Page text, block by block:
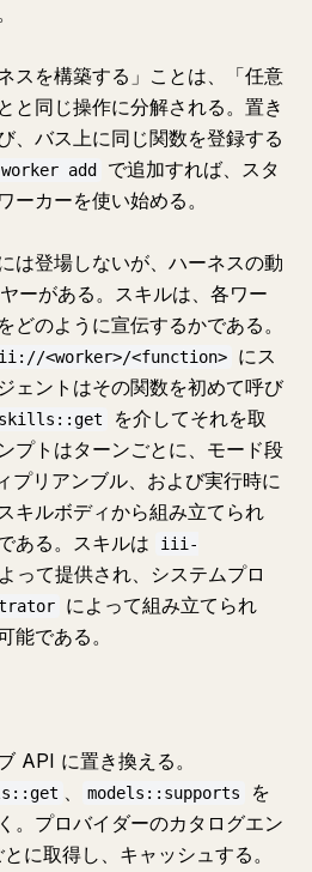
スを構築する」ことは、「任意
と同じ操作に分解される。置き
、バス上に同じ関数を登録する
add
で追加すれば、スタ
ーカーを使い始める。
は登場しないが、ハーネスの動
ーがある。スキルは、各ワー
どのように宣伝するかである。
<worker>/<function>
にス
ェントはその関数を初めて呼び
を介してそれを取
プトはターンごとに、モード段
プリアンブル、および実行時に
キルボディから組み立てられ
ある。スキルは
iii-
って提供され、システムプロ
によって組み立てられ
能である。
API に置き換える。
、 models::supports
を
。プロバイダーのカタログエン
に取得し、キャッシュする。